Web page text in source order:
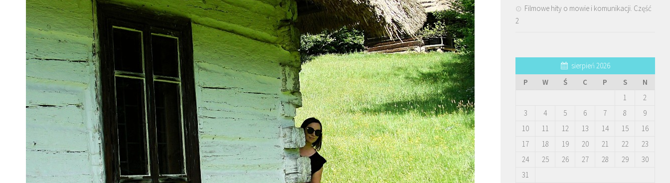
Filmowe hity o mowie i komunikacji. Część
2
sierpień 2026
P
W Ś C P S
N
1
2
3
4 5 6 7 8
9
10
11 12 13 14 15
16
17
18 19 20 21 22
23
24
25 26 27 28 29
30
31